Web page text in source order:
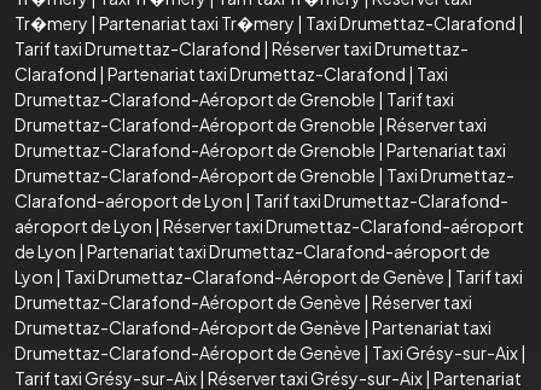
Tr�mery | Partenariat taxi Tr�mery | Taxi Drumettaz-Clarafond |
Tarif taxi Drumettaz-Clarafond | Réserver taxi Drumettaz-
Clarafond | Partenariat taxi Drumettaz-Clarafond | Taxi
Drumettaz-Clarafond-Aéroport de Grenoble | Tarif taxi
Drumettaz-Clarafond-Aéroport de Grenoble | Réserver taxi
Drumettaz-Clarafond-Aéroport de Grenoble | Partenariat taxi
Drumettaz-Clarafond-Aéroport de Grenoble | Taxi Drumettaz-
Clarafond-aéroport de Lyon | Tarif taxi Drumettaz-Clarafond-
aéroport de Lyon | Réserver taxi Drumettaz-Clarafond-aéroport
de Lyon | Partenariat taxi Drumettaz-Clarafond-aéroport de
Lyon | Taxi Drumettaz-Clarafond-Aéroport de Genève | Tarif taxi
Drumettaz-Clarafond-Aéroport de Genève | Réserver taxi
Drumettaz-Clarafond-Aéroport de Genève | Partenariat taxi
Drumettaz-Clarafond-Aéroport de Genève | Taxi Grésy-sur-Aix|
Tarif taxi Grésy-sur-Aix| Réserver taxi Grésy-sur-Aix| Partenariat